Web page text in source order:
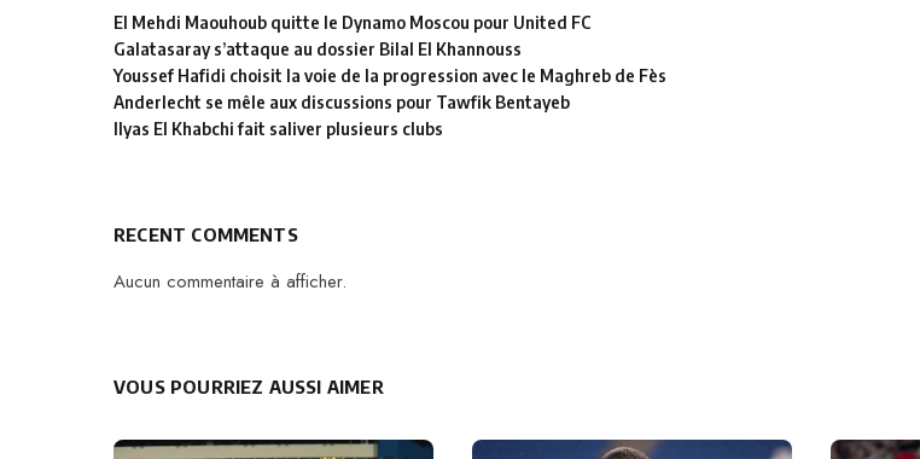
El Mehdi Maouhoub quitte le Dynamo Moscou pour United FC
Galatasaray s’attaque au dossier Bilal El Khannouss
Youssef Hafidi choisit la voie de la progression avec le Maghreb de Fès
Anderlecht se mêle aux discussions pour Tawfik Bentayeb
Ilyas El Khabchi fait saliver plusieurs clubs
RECENT COMMENTS
Aucun commentaire à afficher.
VOUS POURRIEZ AUSSI AIMER